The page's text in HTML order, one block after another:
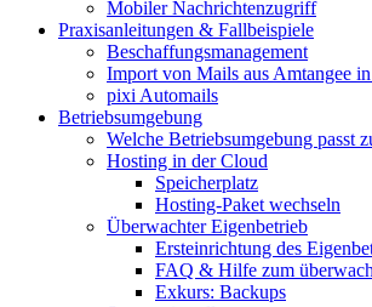
Mobiler Nachrichtenzugriff
Praxisanleitungen & Fallbeispiele
Beschaffungsmanagement
Import von Mails aus Amtangee
pixi Automails
Betriebsumgebung
Welche Betriebsumgebung passt
Hosting in der Cloud
Speicherplatz
Hosting-Paket wechseln
Überwachter Eigenbetrieb
Ersteinrichtung des
FAQ & Hilfe zum
Exkurs: Backups